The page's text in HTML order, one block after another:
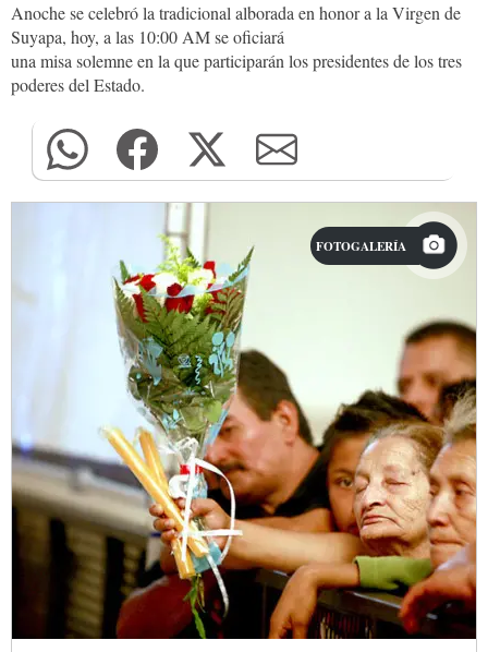
Anoche se celebró la tradicional alborada en honor a la Virgen de
Suyapa, hoy, a las 10:00 AM se oficiará
una misa solemne en la que participarán los presidentes de los tres
poderes del Estado.
FOTOGALERÍA